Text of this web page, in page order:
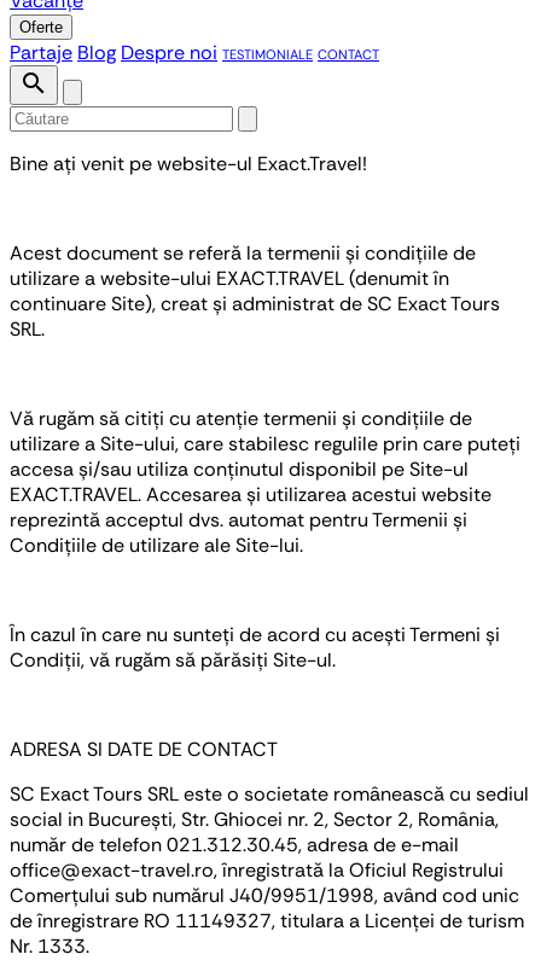
Oferte
Partaje Blog Despre noi TESTIMONIALE CONTACT
search
Bine ați venit pe website-ul Exact.Travel!
Acest document se referă la termenii și condițiile de
utilizare a website-ului EXACT.TRAVEL (denumit în
continuare Site), creat și administrat de SC Exact Tours
SRL.
Vă rugăm să citiți cu atenție termenii și condițiile de
utilizare a Site-ului, care stabilesc regulile prin care puteți
accesa și/sau utiliza conținutul disponibil pe Site-ul
EXACT.TRAVEL. Accesarea și utilizarea acestui website
reprezintă acceptul dvs. automat pentru Termenii și
Condițiile de utilizare ale Site-lui.
În cazul în care nu sunteți de acord cu acești Termeni și
Condiții, vă rugăm să părăsiți Site-ul.
ADRESA SI DATE DE CONTACT
SC Exact Tours SRL este o societate românească cu sediul
social in București, Str. Ghiocei nr. 2, Sector 2, România,
număr de telefon 021.312.30.45, adresa de e-mail
office@exact-travel.ro, înregistrată la Oficiul Registrului
Comerțului sub numărul J40/9951/1998, având cod unic
de înregistrare RO 11149327, titulara a Licenței de turism
Nr. 1333.